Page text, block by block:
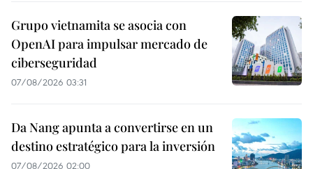
Grupo vietnamita se asocia con
OpenAI para impulsar mercado de
ciberseguridad
07/08/2026 03:31
Da Nang apunta a convertirse en un
destino estratégico para la inversión
07/08/2026 02:00